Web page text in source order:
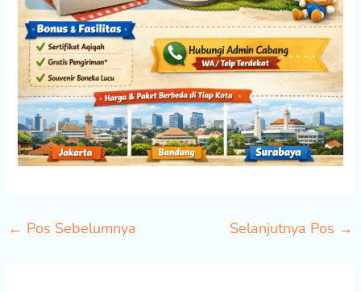
← Pos Sebelumnya Selanjutnya Pos →